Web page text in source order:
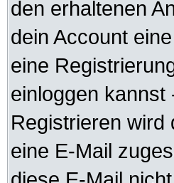
den erhaltenen
dein Account
eine
einloggen kannst
Registrieren wird
eine E-Mail